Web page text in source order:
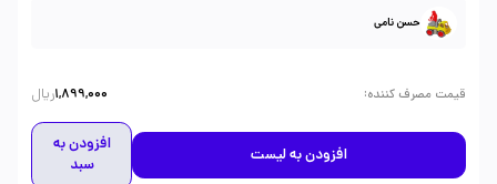
حسن نامی
قیمت مصرف کننده:
1,899,000ریال
افزودن به لیست
افزودن به
سبد